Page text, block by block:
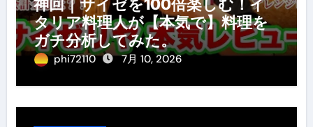
神回｜サイゼを100倍楽しむ！イ
タリア料理人が【本気で】料理を
ガチ分析してみた。
phi72110 7月 10, 2026